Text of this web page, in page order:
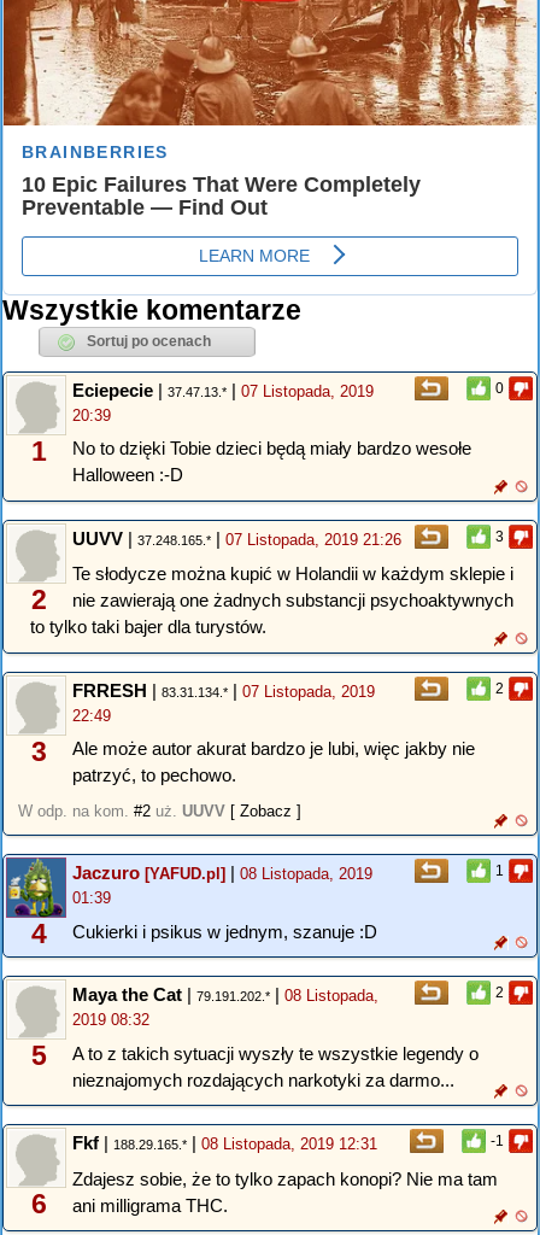
Wszystkie komentarze
0
1
Eciepecie | 37.47.13.* | 07 Listopada, 2019
20:39
No to dzięki Tobie dzieci będą miały bardzo wesołe
Halloween :-D
3
2
UUVV | 37.248.165.* | 07 Listopada, 2019 21:26
Te słodycze można kupić w Holandii w każdym sklepie i
nie zawierają one żadnych substancji psychoaktywnych
to tylko taki bajer dla turystów.
2
3
FRRESH | 83.31.134.* | 07 Listopada, 2019
22:49
Ale może autor akurat bardzo je lubi, więc jakby nie
patrzyć, to pechowo.
W odp. na kom. #2 uż. UUVV [ Zobacz ]
1
4
Jaczuro [YAFUD.pl] | 08 Listopada, 2019
01:39
Cukierki i psikus w jednym, szanuje :D
2
5
Maya the Cat | 79.191.202.* | 08 Listopada,
2019 08:32
A to z takich sytuacji wyszły te wszystkie legendy o
nieznajomych rozdających narkotyki za darmo...
-1
6
Fkf | 188.29.165.* | 08 Listopada, 2019 12:31
Zdajesz sobie, że to tylko zapach konopi? Nie ma tam
ani milligrama THC.